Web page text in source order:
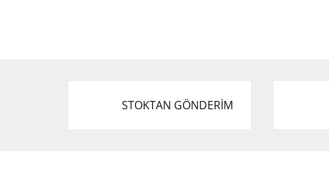
STOKTAN GÖNDERİM